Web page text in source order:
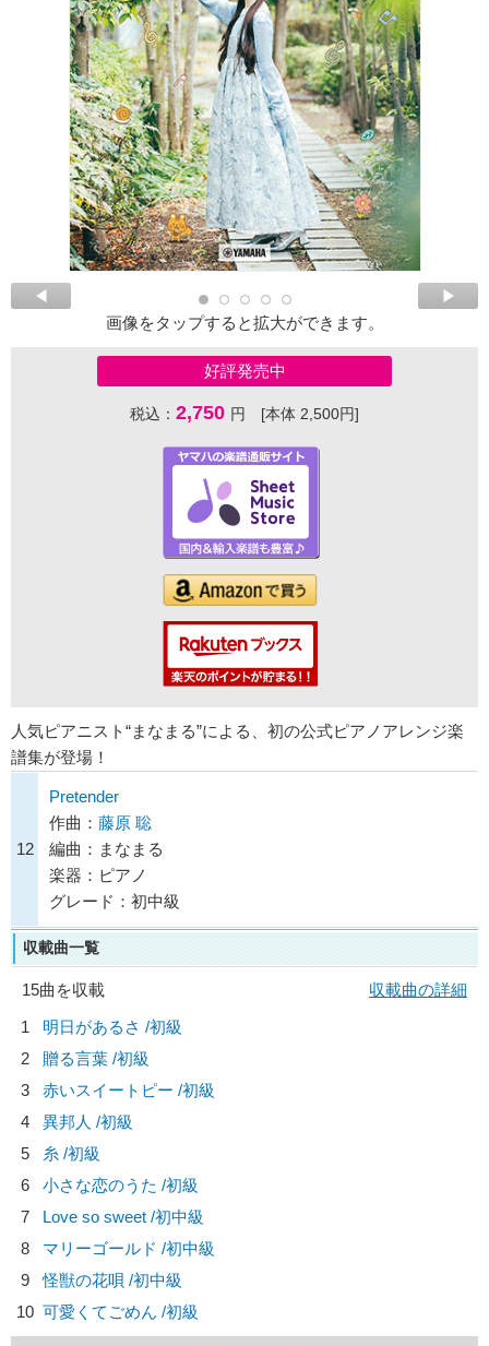
画像をタップすると拡大ができます。
好評発売中
税込： 2,750 円 [本体 2,500円]
人気ピアニスト“まなまる”による、初の公式ピアノアレンジ楽
譜集が登場！
12
Pretender
作曲： 藤原 聡
編曲：まなまる
楽器：ピアノ
グレード：初中級
収載曲一覧
15曲を収載
収載曲の詳細
1
明日があるさ /初級
2
贈る言葉 /初級
3
赤いスイートピー /初級
4
異邦人 /初級
5
糸 /初級
6
小さな恋のうた /初級
7
Love so sweet /初中級
8
マリーゴールド /初中級
9
怪獣の花唄 /初中級
10 可愛くてごめん /初級